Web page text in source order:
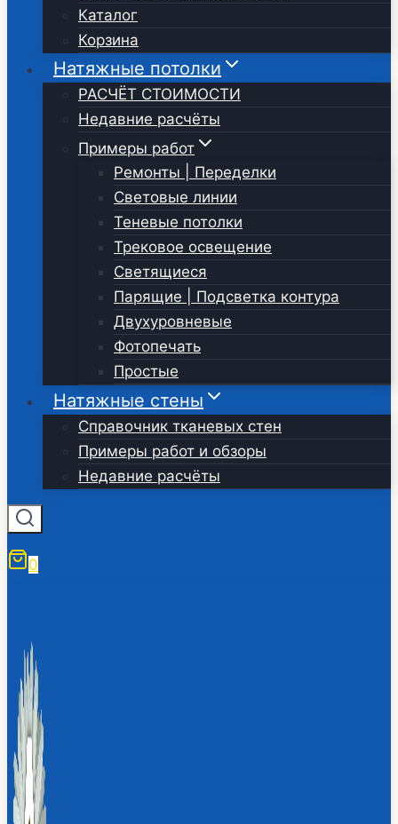
Каталог
Корзина
Натяжные потолки
РАСЧЁТ СТОИМОСТИ
Недавние расчёты
Примеры работ
Ремонты | Переделки
Световые линии
Теневые потолки
Трековое освещение
Светящиеся
Парящие | Подсветка контура
Двухуровневые
Фотопечать
Простые
Натяжные стены
Справочник тканевых стен
Примеры работ и обзоры
Недавние расчёты
0